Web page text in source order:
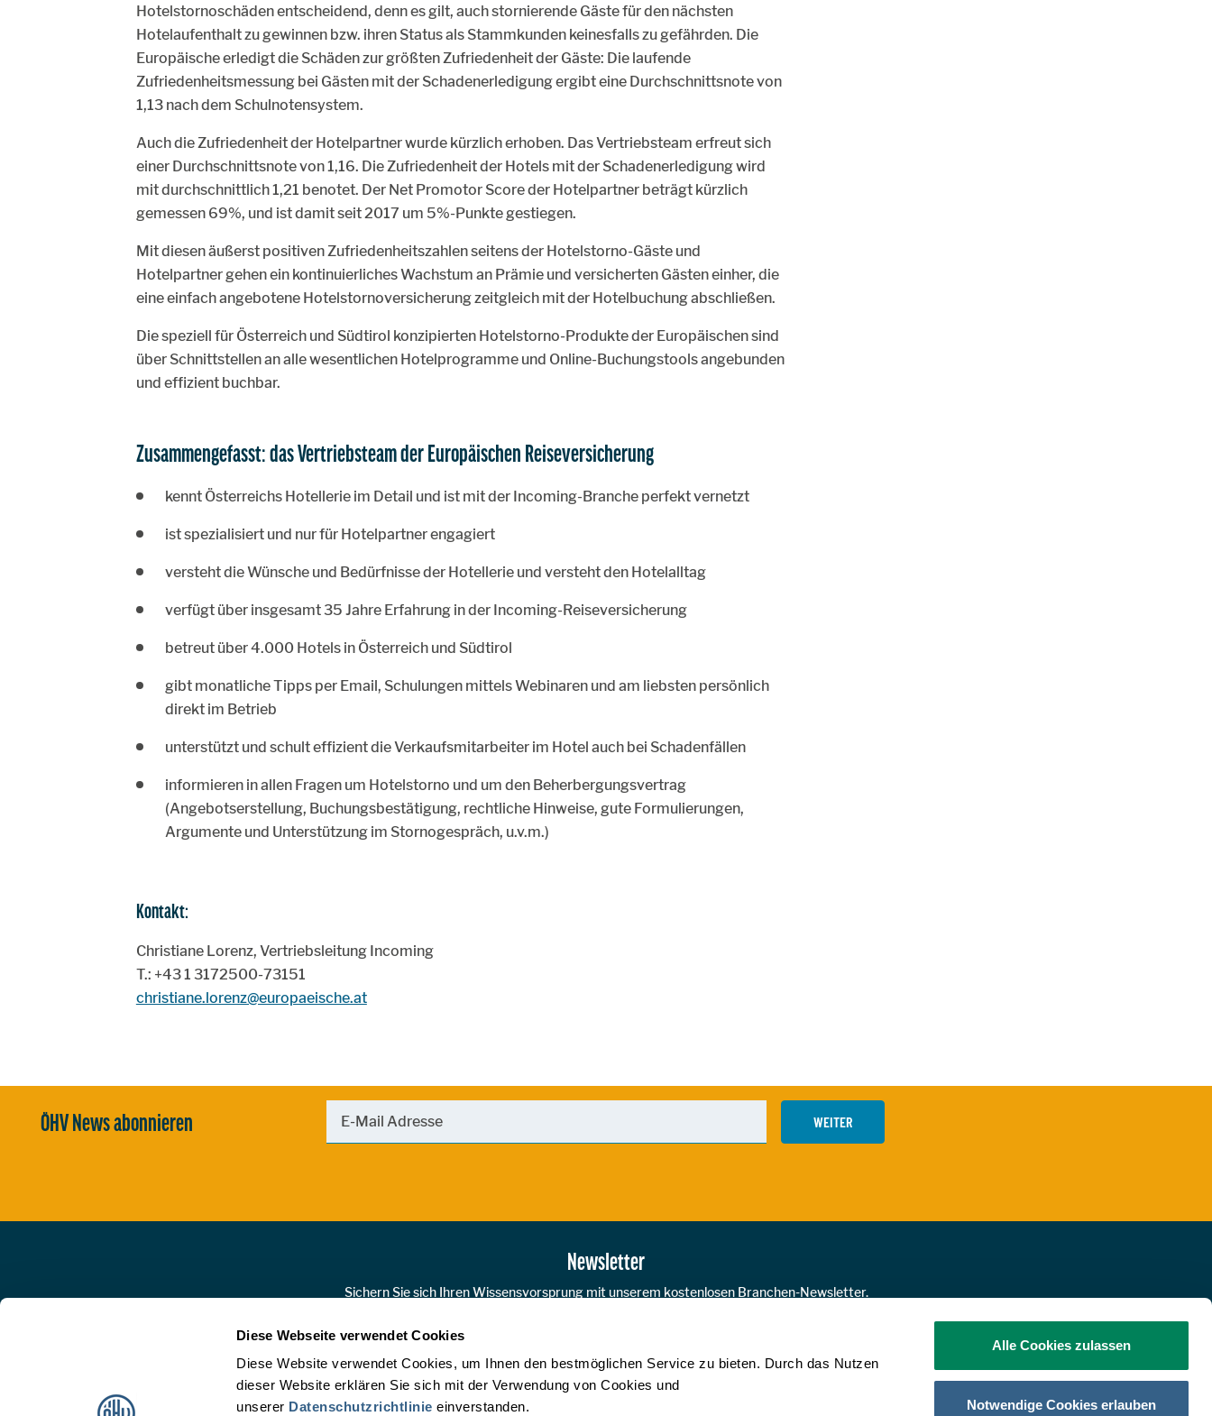
Diese Webseite verwendet Cookies
Diese Website verwendet Cookies, um Ihnen den bestmöglichen Service zu bieten. Durch das Nutzen
dieser Website erklären Sie sich mit der Verwendung von Cookies und
unserer Datenschutzrichtlinie einverstanden.
Alle Cookies zulassen
Notwendige Cookies erlauben
Hotelstornoschäden entscheidend, denn es gilt, auch stornierende Gäste für den nächsten
Hotelaufenthalt zu gewinnen bzw. ihren Status als Stammkunden keinesfalls zu gefährden. Die
Europäische erledigt die Schäden zur größten Zufriedenheit der Gäste: Die laufende
Zufriedenheitsmessung bei Gästen mit der Schadenerledigung ergibt eine Durchschnittsnote von
1,13 nach dem Schulnotensystem.
Auch die Zufriedenheit der Hotelpartner wurde kürzlich erhoben. Das Vertriebsteam erfreut sich
einer Durchschnittsnote von 1,16. Die Zufriedenheit der Hotels mit der Schadenerledigung wird
mit durchschnittlich 1,21 benotet. Der Net Promotor Score der Hotelpartner beträgt kürzlich
gemessen 69%, und ist damit seit 2017 um 5%-Punkte gestiegen.
Mit diesen äußerst positiven Zufriedenheitszahlen seitens der Hotelstorno-Gäste und
Hotelpartner gehen ein kontinuierliches Wachstum an Prämie und versicherten Gästen einher, die
eine einfach angebotene Hotelstornoversicherung zeitgleich mit der Hotelbuchung abschließen.
Die speziell für Österreich und Südtirol konzipierten Hotelstorno-Produkte der Europäischen sind
über Schnittstellen an alle wesentlichen Hotelprogramme und Online-Buchungstools angebunden
und effizient buchbar.
Zusammengefasst: das Vertriebsteam der Europäischen Reiseversicherung
kennt Österreichs Hotellerie im Detail und ist mit der Incoming-Branche perfekt vernetzt
ist spezialisiert und nur für Hotelpartner engagiert
versteht die Wünsche und Bedürfnisse der Hotellerie und versteht den Hotelalltag
verfügt über insgesamt 35 Jahre Erfahrung in der Incoming-Reiseversicherung
betreut über 4.000 Hotels in Österreich und Südtirol
gibt monatliche Tipps per Email, Schulungen mittels Webinaren und am liebsten persönlich
direkt im Betrieb
unterstützt und schult effizient die Verkaufsmitarbeiter im Hotel auch bei Schadenfällen
informieren in allen Fragen um Hotelstorno und um den Beherbergungsvertrag
(Angebotserstellung, Buchungsbestätigung, rechtliche Hinweise, gute Formulierungen,
Argumente und Unterstützung im Stornogespräch, u.v.m.)
Kontakt:
Christiane Lorenz, Vertriebsleitung Incoming
T.: +43 1 3172500-73151
christiane.lorenz@europaeische.at
ÖHV News abonnieren WEITER
Newsletter
Sichern Sie sich Ihren Wissensvorsprung mit unserem kostenlosen Branchen-Newsletter.